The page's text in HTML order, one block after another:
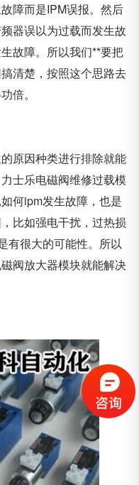
障而是IPM误报。然后
器误以为过载而发生故
故障。所以我们**要把
清楚，按照这个思路去
倍。
原因种类进行排除就能
士乐电磁阀维修过载模
何ipm发生故障，也是
比如强电干扰，过热损
有很大的可能性。所以
阀放大器模块就能解决